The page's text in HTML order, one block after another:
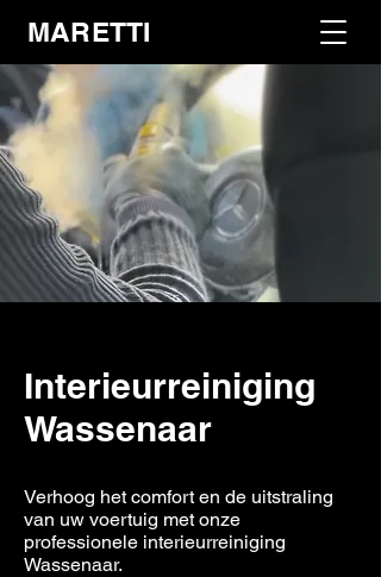
MARETTI
Interieurreiniging
Wassenaar
Verhoog het comfort en de uitstraling
van uw voertuig met onze
professionele interieurreiniging
Wassenaar.